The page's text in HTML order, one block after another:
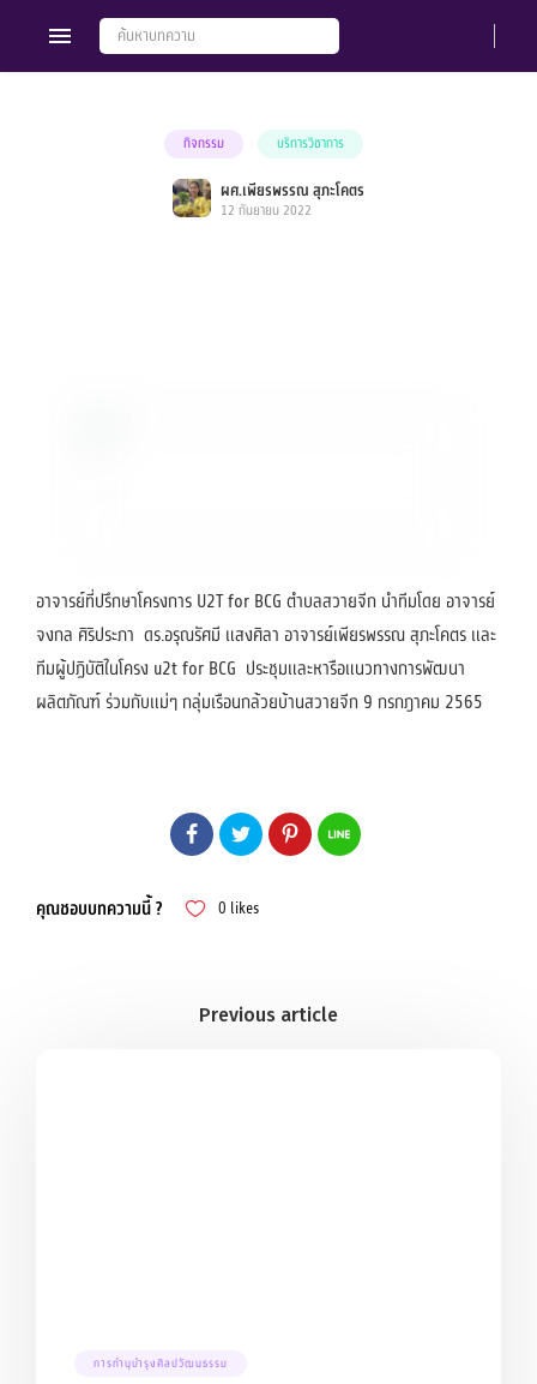
กิจกรรม บริการวิชาการ
ผศ.เพียรพรรณ สุภะโคตร
12 กันยายน 2022
อาจารย์ที่ปรึกษาโครงการ U2T for BCG ตำบลสวายจีก นำทีมโดย อาจารย์
จงกล ศิริประภา ดร.อรุณรัศมี แสงศิลา อาจารย์เพียรพรรณ สุภะโคตร และ
ทีมผู้ปฏิบัติในโครง u2t for BCG ประชุมและหารือแนวทางการพัฒนา
ผลิตภัณฑ์ ร่วมกับแม่ๆ กลุ่มเรือนกล้วยบ้านสวายจีก 9 กรกฎาคม 2565
คุณชอบบทความนี้ ? 0 likes
การทำนุบำรุงศิลปวัฒนธรรม